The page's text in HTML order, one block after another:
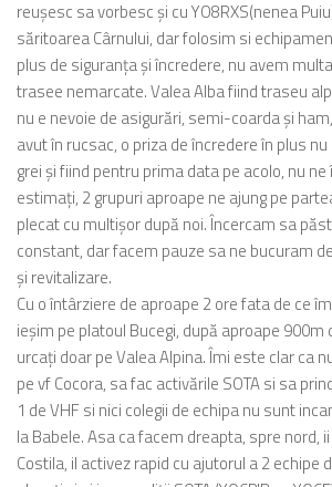
reușesc sa vorbesc și cu YO8RXS(nenea
săritoarea Cârnului, dar folosim si
plus de siguranța și încredere, nu avem
trasee nemarcate. Valea Alba fiind traseu
nu e nevoie de asigurări, semi-coarda și
avut în rucsac, o priza de încredere în plus
grei și fiind pentru prima data pe acolo, nu
estimați, 2 grupuri aproape ne ajung pe
plecat cu multișor după noi. Încercam sa
constant, dar facem pauze sa ne bucuram
și revitalizare.
Cu o întârziere de aproape 2 ore fata de ce
ieșim pe platoul Bucegi, după aproape 900m
urcați doar pe Valea Alpina. Îmi este clar ca
pe vf Cocora, sa fac activările SOTA si sa
1 de VHF si nici colegii de echipa nu sunt
la Babele. Asa ca facem dreapta, spre nord,
Costila, il activez rapid cu ajutorul a 2 echipe